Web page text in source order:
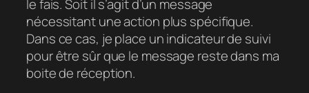
le fais. Soit il s’agit d’un message
nécessitant une action plus spécifique.
Dans ce cas, je place un indicateur de suivi
pour être sûr que le message reste dans ma
boite de réception.